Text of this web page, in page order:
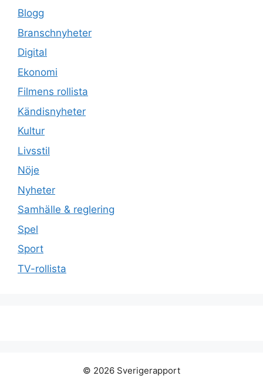
Blogg
Branschnyheter
Digital
Ekonomi
Filmens rollista
Kändisnyheter
Kultur
Livsstil
Nöje
Nyheter
Samhälle & reglering
Spel
Sport
TV-rollista
© 2026 Sverigerapport